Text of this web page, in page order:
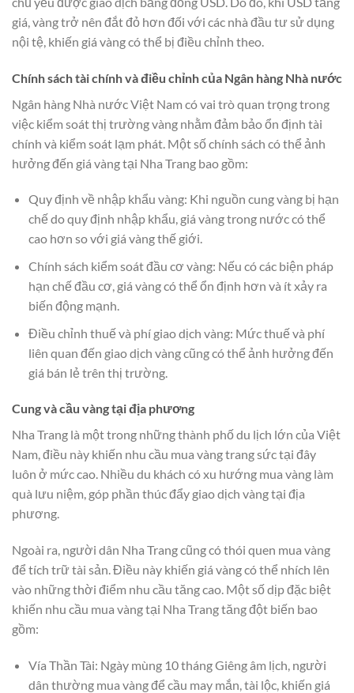
giá, vàng trở nên đắt đỏ hơn đối với các nhà đầu tư sử dụng
nội tệ, khiến giá vàng có thể bị điều chỉnh theo.
Chính sách tài chính và điều chỉnh của Ngân hàng Nhà nước
Ngân hàng Nhà nước Việt Nam có vai trò quan trọng trong
việc kiểm soát thị trường vàng nhằm đảm bảo ổn định tài
chính và kiểm soát lạm phát. Một số chính sách có thể ảnh
hưởng đến giá vàng tại Nha Trang bao gồm:
Quy định về nhập khẩu vàng: Khi nguồn cung vàng bị hạn
chế do quy định nhập khẩu, giá vàng trong nước có thể
cao hơn so với giá vàng thế giới.
Chính sách kiểm soát đầu cơ vàng: Nếu có các biện pháp
hạn chế đầu cơ, giá vàng có thể ổn định hơn và ít xảy ra
biến động mạnh.
Điều chỉnh thuế và phí giao dịch vàng: Mức thuế và phí
liên quan đến giao dịch vàng cũng có thể ảnh hưởng đến
giá bán lẻ trên thị trường.
Cung và cầu vàng tại địa phương
Nha Trang là một trong những thành phố du lịch lớn của Việt
Nam, điều này khiến nhu cầu mua vàng trang sức tại đây
luôn ở mức cao. Nhiều du khách có xu hướng mua vàng làm
quà lưu niệm, góp phần thúc đẩy giao dịch vàng tại địa
phương.
Ngoài ra, người dân Nha Trang cũng có thói quen mua vàng
để tích trữ tài sản. Điều này khiến giá vàng có thể nhích lên
vào những thời điểm nhu cầu tăng cao. Một số dịp đặc biệt
khiến nhu cầu mua vàng tại Nha Trang tăng đột biến bao
gồm:
Vía Thần Tài: Ngày mùng 10 tháng Giêng âm lịch, người
dân thường mua vàng để cầu may mắn, tài lộc, khiến giá